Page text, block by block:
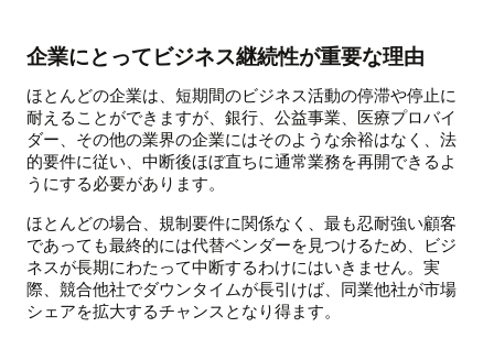
企業にとってビジネス継続性が重要な理由
ほとんどの企業は、短期間のビジネス活動の停滞や停止に
耐えることができますが、銀行、公益事業、医療プロバイ
ダー、その他の業界の企業にはそのような余裕はなく、法
的要件に従い、中断後ほぼ直ちに通常業務を再開できるよ
うにする必要があります。
ほとんどの場合、規制要件に関係なく、最も忍耐強い顧客
であっても最終的には代替ベンダーを見つけるため、ビジ
ネスが長期にわたって中断するわけにはいきません。実
際、競合他社でダウンタイムが長引けば、同業他社が市場
シェアを拡大するチャンスとなり得ます。